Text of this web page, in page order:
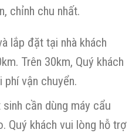
chỉnh chu nhất.
lắp đặt tại nhà khách
Trên 30km, Quý khách
phí vận chuyển.
cần dùng máy cẩu
Quý khách vui lòng hỗ trợ